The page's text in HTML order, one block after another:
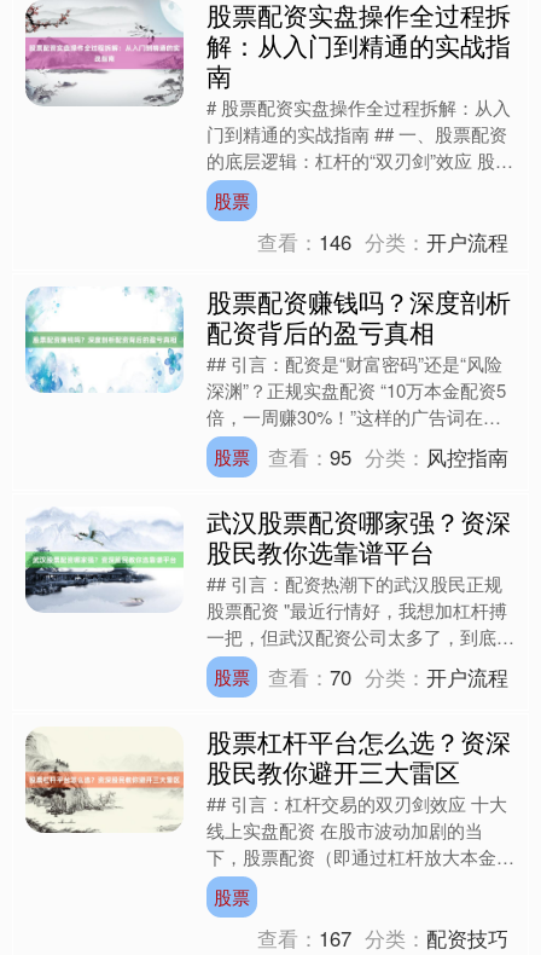
股票配资实盘操作全过程拆
解：从入门到精通的实战指
南
# 股票配资实盘操作全过程拆解：从入
门到精通的实战指南 ## 一、股票配资
的底层逻辑：杠杆的“双刃剑”效应 股票
配资，本质是投资者通过向配资平台借
入资金，以自有....
股票
查看： 146 分类：开户流程
股票配资赚钱吗？深度剖析
配资背后的盈亏真相
## 引言：配资是“财富密码”还是“风险
深渊”？正规实盘配资 “10万本金配资5
倍，一周赚30%！”这样的广告词在股
市热潮中屡见不鲜。股票配资，这个让
投资者既心....
股票 查看：95 分类： 风控指南
武汉股票配资哪家强？资深
股民教你选靠谱平台
## 引言：配资热潮下的武汉股民正规
股票配资 "最近行情好，我想加杠杆搏
一把，但武汉配资公司太多了，到底选
哪家？"上周在光谷某证券营业部，老
股民张叔的困惑引发了....
股票 查看：70 分类：开户流程
股票杠杆平台怎么选？资深
股民教你避开三大雷区
## 引言：杠杆交易的双刃剑效应 十大
线上实盘配资 在股市波动加剧的当
下，股票配资（即通过杠杆放大本金进
行交易）成为许多投资者追求超额收益
的选择。然而，杠杆交易....
股票
查看： 167 分类：配资技巧